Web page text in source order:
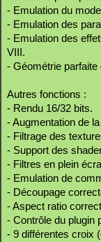
- Emulation du
- Emulation des
- Emulation des
VIII.
- Géométrie parfaite
Autres fonctions :
- Rendu 16/32 bits.
- Augmentation de
- Filtrage des
- Support des
- Filtres en plein
- Emulation de
- Découpage
- Aspect ratio
- Contrôle du plugin
- 9 différentes croix